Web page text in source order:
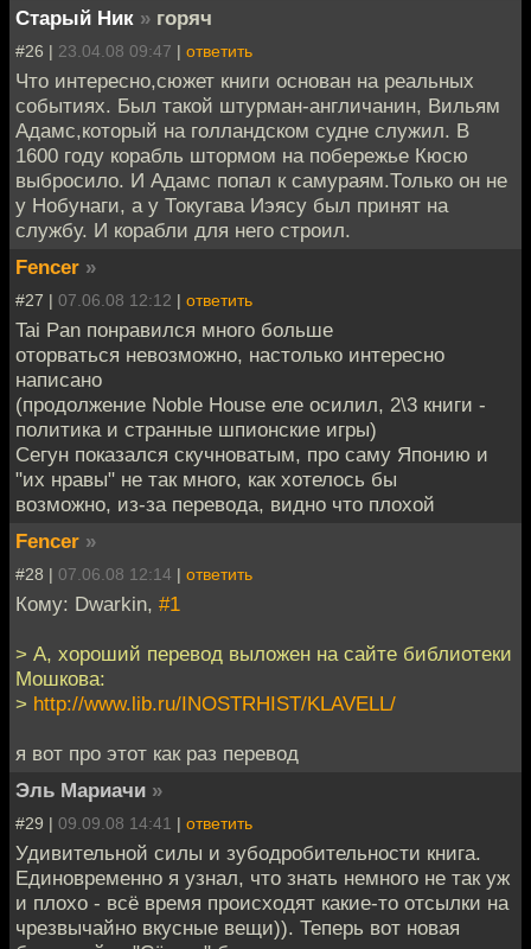
Старый Ник » горяч
#26 | 23.04.08 09:47 | ответить
Что интересно,сюжет книги основан на реальных
событиях. Был такой штурман-англичанин, Вильям
Адамс,который на голландском судне служил. В
1600 году корабль штормом на побережье Кюсю
выбросило. И Адамс попал к самураям.Только он не
у Нобунаги, а у Токугава Иэясу был принят на
службу. И корабли для него строил.
Fencer »
#27 | 07.06.08 12:12 | ответить
Tai Pan понравился много больше
оторваться невозможно, настолько интересно
написано
(продолжение Noble House еле осилил, 2\3 книги -
политика и странные шпионские игры)
Сегун показался скучноватым, про саму Японию и
"их нравы" не так много, как хотелось бы
возможно, из-за перевода, видно что плохой
Fencer »
#28 | 07.06.08 12:14 | ответить
Кому: Dwarkin, #1
> А, хороший перевод выложен на сайте библиотеки
Мошкова:
> http://www.lib.ru/INOSTRHIST/KLAVELL/
я вот про этот как раз перевод
Эль Мариачи »
#29 | 09.09.08 14:41 | ответить
Удивительной силы и зубодробительности книга.
Единовременно я узнал, что знать немного не так уж
и плохо - всё время происходят какие-то отсылки на
чрезвычайно вкусные вещи)). Теперь вот новая